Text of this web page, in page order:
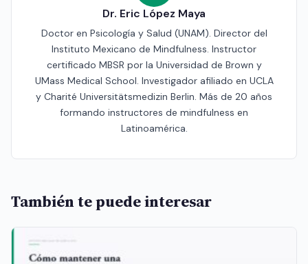
Dr. Eric López Maya
Doctor en Psicología y Salud (UNAM). Director del
Instituto Mexicano de Mindfulness. Instructor
certificado MBSR por la Universidad de Brown y
UMass Medical School. Investigador afiliado en UCLA
y Charité Universitätsmedizin Berlin. Más de 20 años
formando instructores de mindfulness en
Latinoamérica.
También te puede interesar